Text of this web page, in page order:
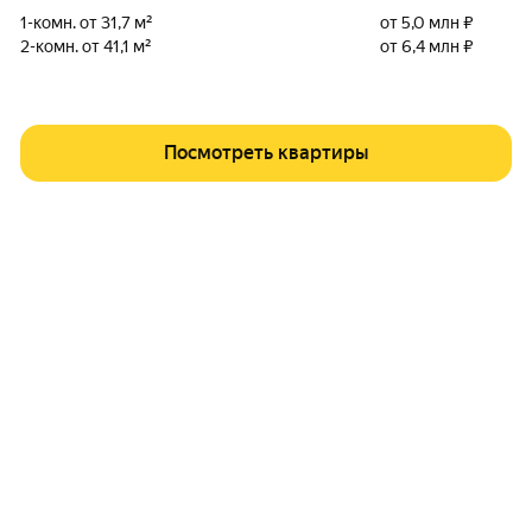
1-комн. от 31,7 м²
от 5,0 млн ₽
2-комн. от 41,1 м²
от 6,4 млн ₽
Посмотреть квартиры